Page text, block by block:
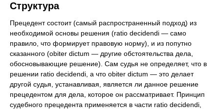
Структура
Прецедент состоит (самый распространенный подход) из
необходимой основы решения (ratio decidendi — само
правило, что формирует правовую норму), и из попутно
сказанного (obiter dictum — другие обстоятельства дела,
обосновывающие решение). Сам судья не определяет, что в
решении ratio decidendi, а что obiter dictum — это делает
другой судья, устанавливая, является ли данное решение
прецедентом для дела, которое он рассматривает. Принцип
судебного прецедента применяется в части ratio decidendi,